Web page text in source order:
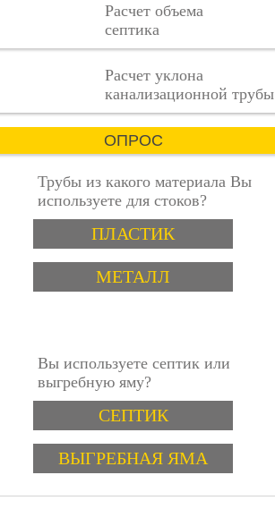
пошаговая инструкция
Расчет объема
септика
Расчет уклона
канализационной трубы
ОПРОС
Трубы из какого материала Вы
используете для стоков?
ВариантыПЛАСТИК
МЕТАЛЛ
Вы используете септик или
выгребную яму?
ВариантыСЕПТИК
ВЫГРЕБНАЯ ЯМА